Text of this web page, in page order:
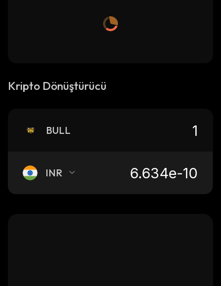
Kripto Dönüştürücü
BULL
INR